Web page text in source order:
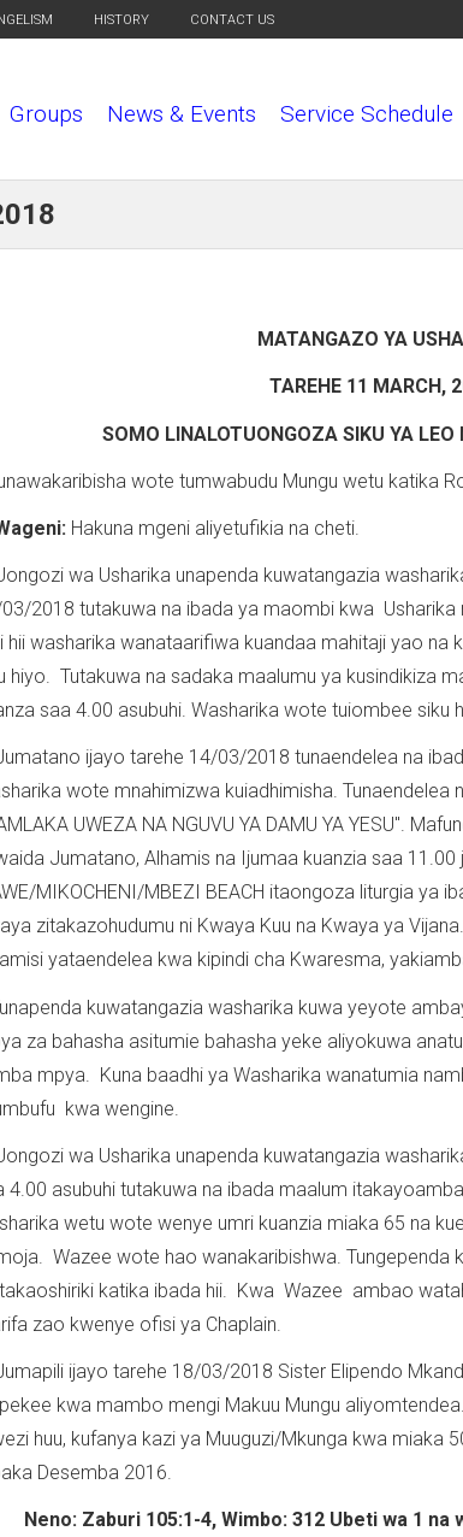
HISTORY CONTACT US
Groups News & Events Service Schedule
MATANGAZO YA
TAREHE 11 MARCH,
SOMO LINALOTUONGOZA SIKU YA
wote tumwabudu Mungu wetu katika
Hakuna mgeni aliyetufikia na cheti.
wa Usharika unapenda kuwatangazia
2018 tutakuwa na ibada ya maombi kwa
hii washarika wanataarifiwa kuandaa mahitaji yao na
hiyo. Tutakuwa na sadaka maalumu ya kusindikiza
saa 4.00 asubuhi. Washarika wote tuiombee siku
ijayo tarehe 14/03/2018 tunaendelea na
wote mnahimizwa kuiadhimisha. Tunaendelea
UWEZA NA NGUVU YA DAMU YA YESU".
Jumatano, Alhamis na Ijumaa kuanzia saa 11.00
MIKOCHENI/MBEZI BEACH itaongoza liturgia ya
zitakazohudumu ni Kwaya Kuu na Kwaya ya
yataendelea kwa kipindi cha Kwaresma,
kuwatangazia washarika kuwa yeyote
za bahasha asitumie bahasha yeke aliyokuwa
mpya. Kuna baadhi ya Washarika wanatumia
kwa wengine.
wa Usharika unapenda kuwatangazia
4.00 asubuhi tutakuwa na ibada maalum
wetu wote wenye umri kuanzia miaka 65 na
Wazee wote hao wanakaribishwa. Tungependa
katika ibada hii. Kwa Wazee ambao
zao kwenye ofisi ya Chaplain.
ijayo tarehe 18/03/2018 Sister Elipendo
kwa mambo mengi Makuu Mungu
huu, kufanya kazi ya Muuguzi/Mkunga kwa miaka
Desemba 2016.
Neno: Zaburi 105:1-4, Wimbo: 312 Ubeti wa 1 na